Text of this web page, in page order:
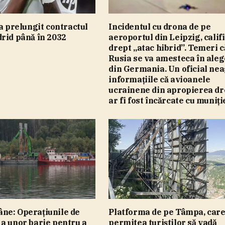
prelungit contractul
până în 2032
Incidentul cu drona de pe
aeroportul din Leipzig,
drept „atac hibrid”. Temeri
Rusia se va amesteca în
din Germania. Un oficial
informaţiile că avioanele
ucrainene din apropierea
ar fi fost încărcate cu
Operaţiunile de
unor barje pentru a
Platforma de pe Tâmpa, care
permitea turiştilor să vadă